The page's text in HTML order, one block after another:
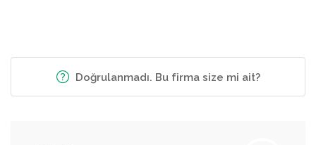
Doğrulanmadı. Bu firma size mi ait?